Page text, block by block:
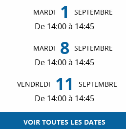
MARDI 1 SEPTEMBRE
De 14:00 à 14:45
MARDI 8 SEPTEMBRE
De 14:00 à 14:45
VENDREDI 11 SEPTEMBRE
De 14:00 à 14:45
VOIR TOUTES LES DATES